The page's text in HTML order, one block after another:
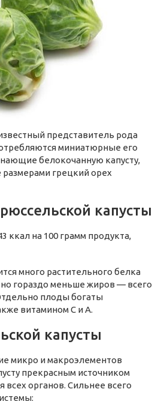
представитель рода
миниатюрные его
белокочанную капусту,
грецкий орех
капусты
ккал на 100 грамм продукта,
много растительного белка
гораздо меньше жиров — всего
плоды богаты
витамином С и А.
капусты
микро и макроэлементов
прекрасным источником
всех органов. Сильнее всего